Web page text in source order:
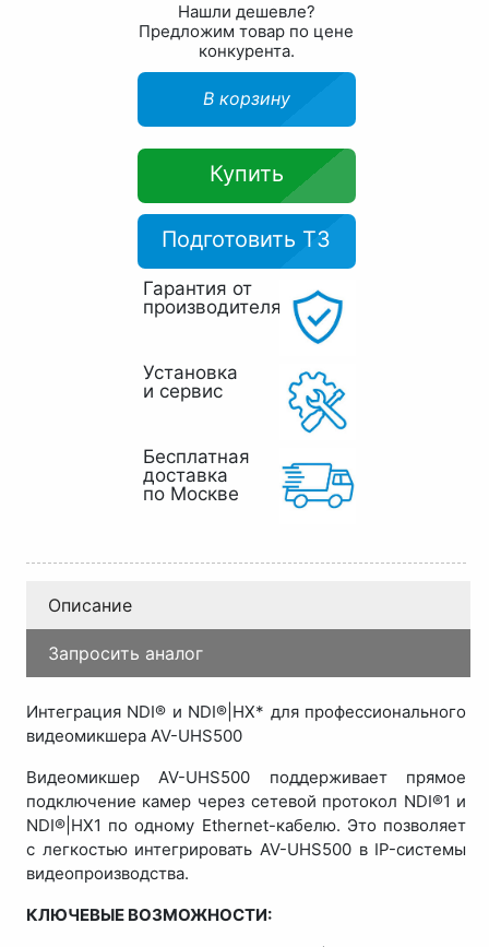
Нашли дешевле?
Предложим товар по цене
конкурента.
В корзину
Купить
Подготовить ТЗ
Гарантия от
производителя
Установка
и сервис
Бесплатная
доставка
по Москве
Описание
Запросить аналог
Интеграция NDI® и NDI®|HX* для профессионального
видеомикшера AV-UHS500
Видеомикшер AV-UHS500 поддерживает прямое
подключение камер через сетевой протокол NDI®1 и
NDI®|HX1 по одному Ethernet-кабелю. Это позволяет
с легкостью интегрировать AV-UHS500 в IP-системы
видеопроизводства.
КЛЮЧЕВЫЕ ВОЗМОЖНОСТИ: